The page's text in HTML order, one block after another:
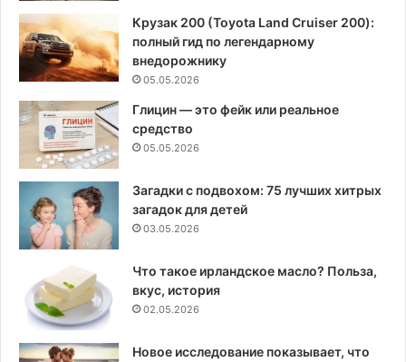
Крузак 200 (Toyota Land Cruiser 200):
полный гид по легендарному
внедорожнику
05.05.2026
Глицин — это фейк или реальное
средство
05.05.2026
Загадки с подвохом: 75 лучших хитрых
загадок для детей
03.05.2026
Что такое ирландское масло? Польза,
вкус, история
02.05.2026
Новое исследование показывает, что